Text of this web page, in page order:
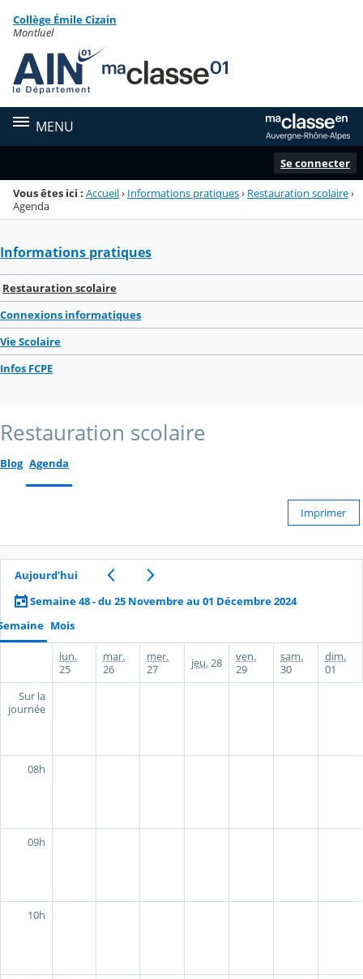
Menu de la rubrique
Contenu
Collège Émile Cizain
Montluel
MENU
Se connecter
Vous êtes ici : Accueil› Informations pratiques› Restauration scolaire›
Agenda
Informations pratiques
Restauration scolaire
Connexions informatiques
Vie Scolaire
Infos FCPE
Restauration scolaire
Blog Agenda
Imprimer
Aujourd’hui
Semaine 48 - du 25 Novembre au 01 Décembre 2024
Mois
lun.
25
mar.
26
mer.
27
jeu.28
ven.
29
sam.
30
dim.
01
Sur la
journée
08h
09h
10h